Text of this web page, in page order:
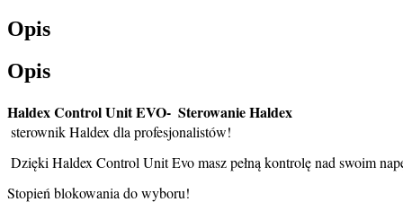
Opis
Opis
Haldex Control Unit EVO- Sterowanie Haldex
sterownik Haldex dla profesjonalistów!
Dzięki Haldex Control Unit Evo masz pełną kontrolę nad swoim
Stopień blokowania do wyboru!